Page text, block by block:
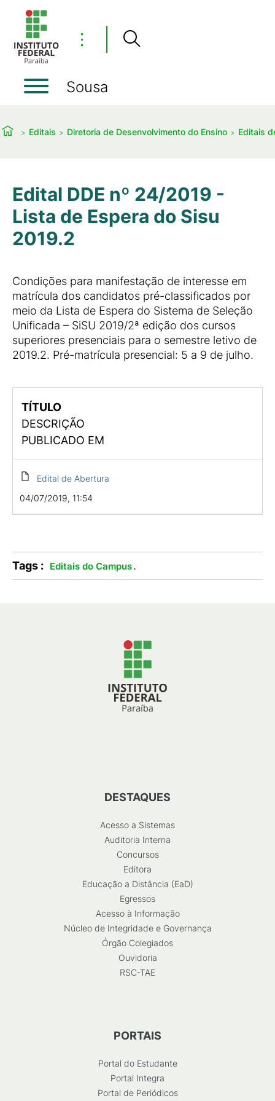
⋮
Sousa
Editais Diretoria de Desenvolvimento do Ensino Editais
Edital DDE nº 24/2019 -
Lista de Espera do Sisu
2019.2
Condições para manifestação de interesse em
matrícula dos candidatos pré-classificados por
meio da Lista de Espera do Sistema de Seleção
Unificada – SiSU 2019/2ª edição dos cursos
superiores presenciais para o semestre letivo de
2019.2. Pré-matrícula presencial: 5 a 9 de julho.
TÍTULO
DESCRIÇÃO
PUBLICADO EM
Edital de Abertura
04/07/2019, 11:54
Tags : Editais do Campus.
DESTAQUES
Acesso a Sistemas
Auditoria Interna
Concursos
Editora
Educação a Distância (EaD)
Egressos
Acesso à Informação
Núcleo de Integridade e Governança
Órgão Colegiados
Ouvidoria
RSC-TAE
PORTAIS
Portal do Estudante
Portal Integra
Portal de Periódicos